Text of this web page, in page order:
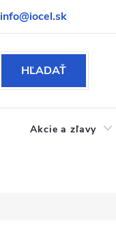
info@iocel.sk
Obľúbené
HĽADAŤ
Akcie a zľavy